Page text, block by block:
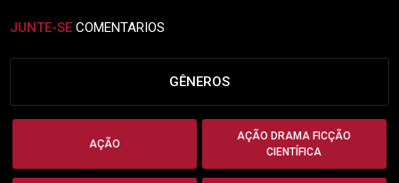
JUNTE-SE COMENTARIOS
GÊNEROS
AÇÃO
AÇÃO DRAMA FICÇÃO
CIENTÍFICA